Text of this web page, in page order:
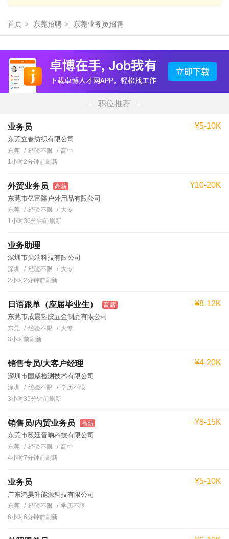
首页 > 东莞招聘 > 东莞业务员招聘
职位推荐
业务员
东莞立春纺织有限公司
¥5-10K
东莞 经验不限
高中
1小时2分钟前刷新
外贸业务员 高薪
东莞市亿富隆户外用品有限公司
¥10-20K
东莞 经验不限
大专
1小时36分钟前刷新
业务助理
深圳市尖端科技有限公司
深圳 经验不限
大专
2小时2分钟前刷新
日语跟单（应届毕业生） 高薪
东莞市成晨塑胶五金制品有限公司
¥8-12K
东莞 经验不限
大专
3小时前刷新
销售专员/大客户经理
深圳市国威检测技术有限公司
¥4-20K
深圳 经验不限
学历不限
3小时35分钟前刷新
销售员/内贸业务员 高薪
东莞市毅廷音响科技有限公司
¥8-15K
东莞 经验不限
高中
4小时7分钟前刷新
业务员
广东鸿昊升能源科技有限公司
¥5-10K
东莞 经验不限
学历不限
6小时6分钟前刷新